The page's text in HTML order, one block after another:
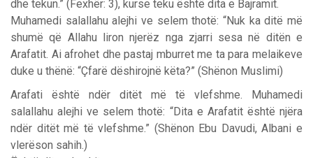
dhe tekun.” (Fexhër: 3), kurse teku është dita e Bajramit.
Muhamedi salallahu alejhi ve selem thotë: “Nuk ka ditë më
shumë që Allahu liron njerëz nga zjarri sesa në ditën e
Arafatit. Ai afrohet dhe pastaj mburret me ta para melaikeve
duke u thënë: “Çfarë dëshirojnë këta?” (Shënon Muslimi)
Arafati është ndër ditët më të vlefshme. Muhamedi
salallahu alejhi ve selem thotë: “Dita e Arafatit është njëra
ndër ditët më të vlefshme.” (Shënon Ebu Davudi, Albani e
vlerëson sahih.)